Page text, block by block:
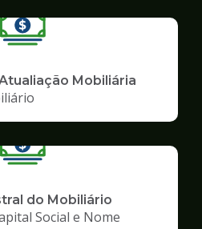
Mobiliária
do Mobiliário
Social e Nome